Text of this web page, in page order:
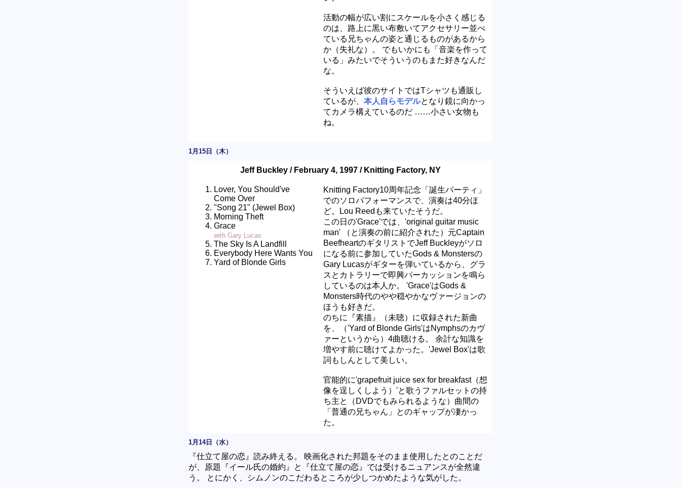
活動の幅が広い割にスケールを小さく感じる
のは、路上に黒い布敷いてアクセサリー並べ
ている兄ちゃんの姿と通じるものがあるから
か（失礼な）。 でもいかにも「音楽を作って
いる」みたいでそういうのもまた好きなんだ
な。
そういえば彼のサイトではTシャツも通販し
ているが、 本人自らモデルとなり鏡に向かっ
てカメラ構えているのだ ……小さい女物も
ね。
1月15日（木）
Jeff Buckley / February 4, 1997 / Knitting Factory, NY
Lover, You Should've
Come Over
"Song 21" (Jewel Box)
Morning Theft
Grace
with Gary Lucas
The Sky Is A Landfill
Everybody Here Wants You
Yard of Blonde Girls
Knitting Factory10周年記念「誕生パーティ」
でのソロパフォーマンスで、演奏は40分ほ
ど。Lou Reedも来ていたそうだ。
この日の'Grace'では、'original guitar music
man' （と演奏の前に紹介された）元Captain
BeefheartのギタリストでJeff Buckleyがソロ
になる前に参加していたGods & Monstersの
Gary Lucasがギターを弾いているから、グラ
スとカトラリーで即興パーカッションを鳴ら
しているのは本人か。 'Grace'はGods &
Monsters時代のやや穏やかなヴァージョンの
ほうも好きだ。
のちに『素描』（未聴）に収録された新曲
を、（'Yard of Blonde Girls'はNymphsのカヴ
ァーというから）4曲聴ける。 余計な知識を
増やす前に聴けてよかった。'Jewel Box'は歌
詞もしんとして美しい。
官能的に'grapefruit juice sex for breakfast（想
像を逞しくしよう）'と歌うファルセットの持
ち主と（DVDでもみられるような）曲間の
「普通の兄ちゃん」とのギャップが凄かっ
た。
1月14日（水）
『仕立て屋の恋』読み終える。 映画化された邦題をそのまま使用したとのことだ
が、原題『イール氏の婚約』と『仕立て屋の恋』では受けるニュアンスが全然違
う。 とにかく、シムノンのこだわるところが少しつかめたような気がした。